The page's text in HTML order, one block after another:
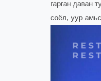
гарган даван
соёл, уур